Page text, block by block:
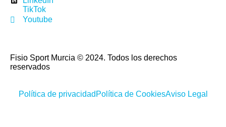
TikTok
Youtube
Fisio Sport Murcia © 2024. Todos los derechos
reservados
Política de privacidad Política de CookiesAviso Legal